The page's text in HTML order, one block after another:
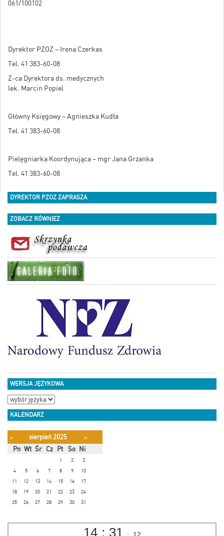
061/100102
Dyrektor PZOZ – Irena Czerkas
Tel. 41 383-60-08
Z-ca Dyrektora ds. medycznych
lek. Marcin Popiel
Główny Księgowy – Agnieszka Kudła
Tel. 41 383-60-08
Pielęgniarka Koordynująca – mgr Jana Grzanka
Tel. 41 383-60-08
DYREKTOR PZOZ ZAPRASZA
ZOBACZ RÓWNIEŻ
WERSJA JĘZYKOWA
KALENDARZ
« sierpień 2025
»
Pn Wt Śr Cz Pt So Ni
1 2
3
4
5 6 7 8 9
10
11
12 13 14 15 16
17
18
19 20 21 22 23
24
25
26 27 28 29 30 31
14 : 31